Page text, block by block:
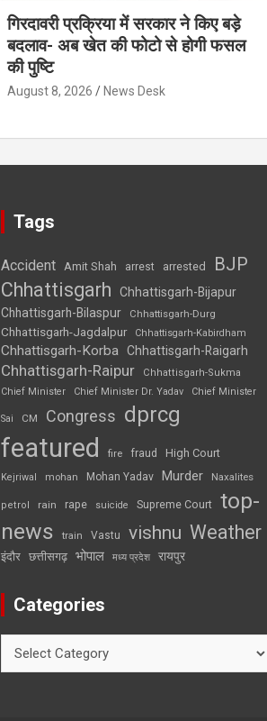
गिरदावरी प्रक्रिया में सरकार ने किए बड़े
बदलाव- अब खेत की फोटो से होगी फसल
की पुष्टि
August 8, 2026 News Desk
Tags
Accident Amit Shah arrest arrested BJP
Chhattisgarh
Chhattisgarh-Bijapur
Chhattisgarh-Bilaspur
Chhattisgarh-Durg
Chhattisgarh-Jagdalpur Chhattisgarh-Kabirdham
Chhattisgarh-Korba Chhattisgarh-Raigarh
Chhattisgarh-Raipur
Chhattisgarh-Sukma
Chief Minister
Chief Minister Dr. Yadav Chief Minister
Sai CM Congress dprcg
featured fire fraud High Court
Kejriwal mohan Mohan Yadav Murder Naxalites
petrol rain rape suicide Supreme Court top-
news
train Vastu vishnu Weather
इंदौर छत्तीसगढ़ भोपाल मध्य प्रदेश रायपुर
Categories